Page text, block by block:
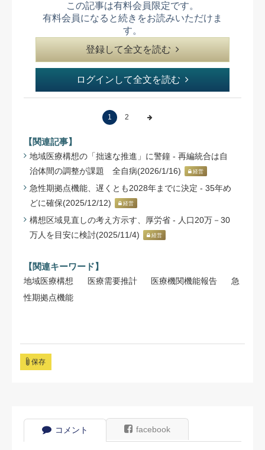
この記事は有料会員限定です。
有料会員になると続きをお読みいただけま
す。
登録して全文を読む
ログインして全文を読む
1 2
【関連記事】
地域医療構想の「拙速な推進」に警鐘 - 再編統合は自
治体間の調整が課題 全自病(2026/1/16)
経営
急性期拠点機能、遅くとも2028年までに決定 - 35年め
どに確保(2025/12/12)
経営
構想区域見直しの考え方示す、厚労省 - 人口20万－30
万人を目安に検討(2025/11/4)
経営
【関連キーワード】
地域医療構想 医療需要推計 医療機関機能報告
急
性期拠点機能
保存
コメント facebook